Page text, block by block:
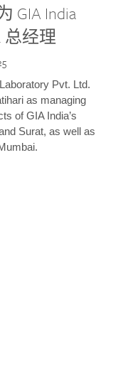
GIA India
总经理
Pvt. Ltd.
as managing
of GIA India’s
Surat, as well as